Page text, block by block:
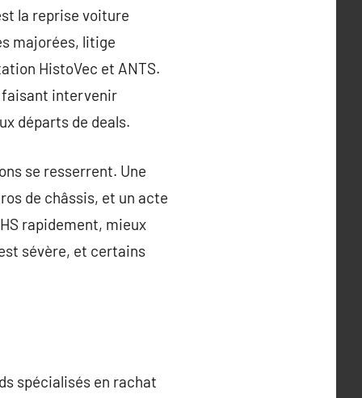
la reprise voiture
majorées, litige
HistoVec et ANTS.
faisant intervenir
départs de deals.
se resserrent. Une
de châssis, et un acte
rapidement, mieux
sévère, et certains
spécialisés en rachat